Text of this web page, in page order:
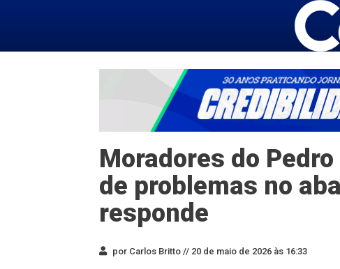
Moradores do
de problemas no
responde
por Carlos Britto // 20 de maio de 2026 às 16:33